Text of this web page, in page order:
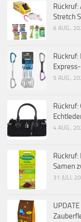
Stretch
6 AUG.,
5 AUG.,
Rückruf:
4 AUG.,
Rückruf:
Samen
31 JULI,